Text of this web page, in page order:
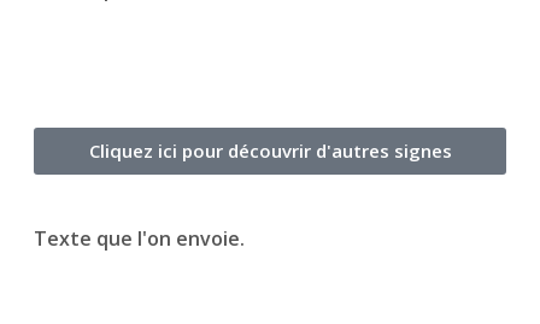
Cliquez ici pour découvrir d'autres signes
Texte que l'on envoie.